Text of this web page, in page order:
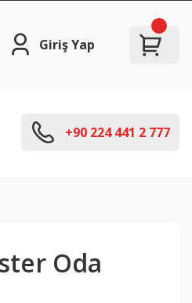
Giriş Yap
+90 224 441 2 777
Oda